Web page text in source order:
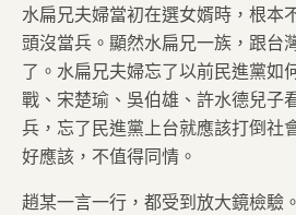
水扁兄夫婦當初在選女婿時，根本
頭沒當兵。顯然水扁兄一族，跟台
了。水扁兄夫婦忘了以前民進黨如
戰、宋楚瑜、吳伯雄、許水德兒子
兵，忘了民進黨上台就應該打倒社
好應該，不值得同情。
趙某一言一行，都受到放大鏡檢驗